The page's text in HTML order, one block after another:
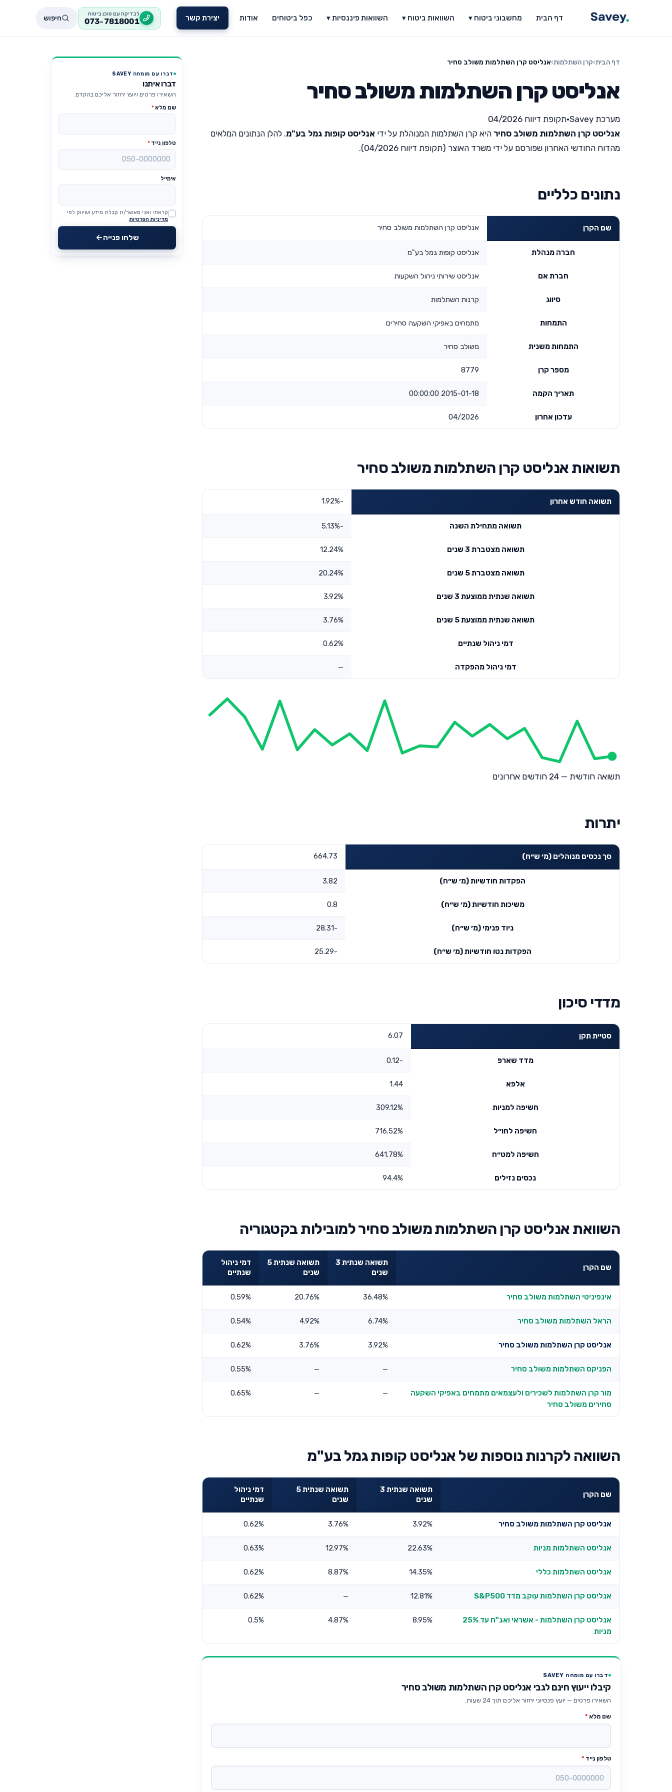
דף הבית מחשבוני ביטוח ▾ השוואות ביטוח ▾ השוואות פיננסיות ▾ כפל ביטוחים אודות יצירת קשר לבדיקה עם סוכן ביטוח
073-7818001 חיפוש
דף הבית›קרן השתלמות›אנליסט קרן השתלמות משולב סחיר
אנליסט קרן השתלמות משולב סחיר
מערכת Savey •תקופת דיווח 04/2026
אנליסט קרן השתלמות משולב סחיר היא קרן השתלמות המנוהלת על ידי אנליסט קופות גמל בע"מ. להלן הנתונים המלאים
מהדוח החודשי האחרון שפורסם על ידי משרד האוצר (תקופת דיווח 04/2026).
נתונים כלליים
שם הקרן אנליסט קרן השתלמות משולב סחיר
חברה מנהלת אנליסט קופות גמל בע"מ
חברת אם אנליסט שירותי ניהול השקעות
סיווג קרנות השתלמות
התמחות מתמחים באפיקי השקעה סחירים
התמחות משנית משולב סחיר
מספר קרן 8779
תאריך הקמה 2015-01-18 00:00:00
עדכון אחרון 04/2026
תשואות אנליסט קרן השתלמות משולב סחיר
תשואה חודש אחרון -1.92%
תשואה מתחילת השנה -5.13%
תשואה מצטברת 3 שנים 12.24%
תשואה מצטברת 5 שנים 20.24%
תשואה שנתית ממוצעת 3 שנים 3.92%
תשואה שנתית ממוצעת 5 שנים 3.76%
דמי ניהול שנתיים 0.62%
דמי ניהול מהפקדה —
תשואה חודשית — 24 חודשים אחרונים
יתרות
סך נכסים מנוהלים (מ׳ ש״ח) 664.73
הפקדות חודשיות (מ׳ ש״ח) 3.82
משיכות חודשיות (מ׳ ש״ח) 0.8
ניוד פנימי (מ׳ ש״ח) -28.31
הפקדות נטו חודשיות (מ׳ ש״ח) -25.29
מדדי סיכון
סטיית תקן 6.07
מדד שארפ -0.12
אלפא 1.44
חשיפה למניות 309.12%
חשיפה לחו״ל 716.52%
חשיפה למט״ח 641.78%
נכסים נזילים 94.4%
השוואת אנליסט קרן השתלמות משולב סחיר למובילות בקטגוריה
שם הקרן
תשואה שנתית 3
שנים
תשואה שנתית 5
שנים
דמי ניהול
שנתיים
אינפיניטי השתלמות משולב סחיר 36.48%
20.76%
0.59%
הראל השתלמות משולב סחיר 6.74%
4.92%
0.54%
אנליסט קרן השתלמות משולב סחיר 3.92%
3.76%
0.62%
הפניקס השתלמות משולב סחיר —
—
0.55%
מור קרן השתלמות לשכירים ולעצמאים מתמחים באפיקי השקעה
סחירים משולב סחיר
—
—
0.65%
השוואה לקרנות נוספות של אנליסט קופות גמל בע"מ
שם הקרן
תשואה שנתית 3
שנים
תשואה שנתית 5
שנים
דמי ניהול
שנתיים
אנליסט קרן השתלמות משולב סחיר 3.92%
3.76%
0.62%
אנליסט השתלמות מניות 22.63%
12.97%
0.63%
אנליסט השתלמות כללי 14.35%
8.87%
0.62%
אנליסט קרן השתלמות עוקב מדד S&P500 12.81%
—
0.62%
אנליסט קרן השתלמות - אשראי ואג"ח עד 25%
מניות
8.95%
4.87%
0.5%
דברו עם מומחה SAVEY
קיבלו ייעוץ חינם לגבי אנליסט קרן השתלמות משולב סחיר
השאירו פרטים — יועץ פנסיוני יחזור אליכם תוך 24 שעות.
שם מלא *
טלפון נייד *
דברו עם מומחה SAVEY
דברו איתנו
השאירו פרטים ויועץ יחזור אליכם בהקדם.
שם מלא*
טלפון נייד *
אימייל
Website
קראתי ואני מאשר/ת קבלת מידע ושיווק לפי
מדיניות הפרטיות
שלחו פנייה